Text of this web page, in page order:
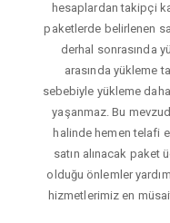
hesaplardan takipçi
paketlerde belirlenen
derhal sonrasında
arasında yükleme
sebebiyle yükleme
yaşanmaz. Bu
halinde hemen telafi
satın alınacak paket
olduğu önlemler
hizmetlerimiz en